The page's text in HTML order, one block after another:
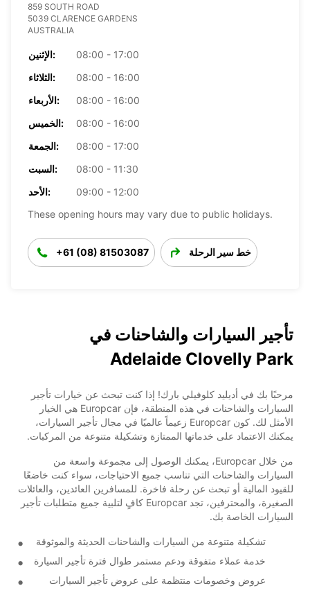
859 SOUTH ROAD
5039 CLARENCE GARDENS
AUSTRALIA
الإثنين:
08:00 - 17:00
الثلاثاء:
08:00 - 16:00
الأربعاء:
08:00 - 16:00
الخميس:
08:00 - 16:00
الجمعة:
08:00 - 17:00
السبت:
08:00 - 11:30
الأحد:
09:00 - 12:00
These opening hours may vary due to public holidays.
+61 (08) 81503087 خط سير الرحلة
تأجير السيارات والشاحنات في
Adelaide Clovelly Park
مرحبًا بك في أديليد كلوفيلي بارك! إذا كنت تبحث عن خيارات تأجير
السيارات والشاحنات في هذه المنطقة، فإن Europcar هي الخيار
الأمثل لك. كون Europcar زعيماً عالميًا في مجال تأجير السيارات،
يمكنك الاعتماد على خدماتها الممتازة وتشكيلة متنوعة من المركبات.
من خلال Europcar، يمكنك الوصول إلى مجموعة واسعة من
السيارات والشاحنات التي تناسب جميع الاحتياجات، سواء كنت خاضعًا
للقيود المالية أو تبحث عن رحلة فاخرة. للمسافرين العائدين، والعائلات
الصغيرة، والمحترفين، تجد Europcar كافٍ لتلبية جميع متطلبات تأجير
السيارات الخاصة بك.
تشكيلة متنوعة من السيارات والشاحنات الحديثة والموثوقة
خدمة عملاء متفوقة ودعم مستمر طوال فترة تأجير السيارة
عروض وخصومات منتظمة على عروض تأجير السيارات